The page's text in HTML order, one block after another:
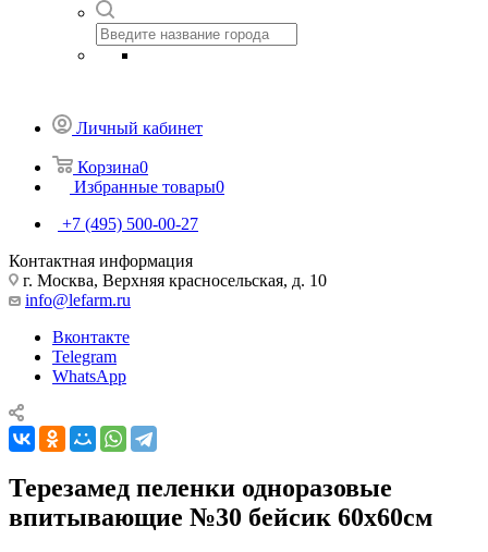
Личный кабинет
Корзина0
Избранные товары0
+7 (495) 500-00-27
Контактная информация
г. Москва, Верхняя красносельская, д. 10
info@lefarm.ru
Вконтакте
Telegram
WhatsApp
Терезамед пеленки одноразовые
впитывающие №30 бейсик 60х60см